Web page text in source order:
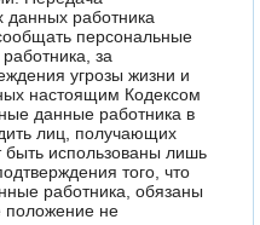
работника
персональные
за
угрозы жизни и
настоящим Кодексом
данные работника в
лиц, получающих
быть использованы лишь
того, что
работника, обязаны
положение не